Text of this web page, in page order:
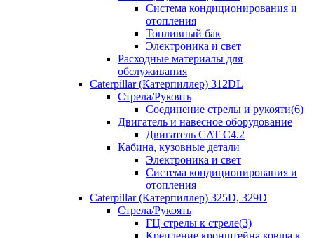
Система кондиционирования и
отопления
Топливный бак
Электроника и свет
Расходные материалы для
обслуживания
Caterpillar (Катерпиллер) 312DL
Стрела/Рукоять
Соединение стрелы и рукояти(6)
Двигатель и навесное оборудование
Двигатель CAT С4.2
Кабина, кузовные детали
Электроника и свет
Система кондиционирования и
отопления
Caterpillar (Катерпиллер) 325D, 329D
Стрела/Рукоять
ГЦ стрелы к стреле(3)
Крепление кронштейна ковша к